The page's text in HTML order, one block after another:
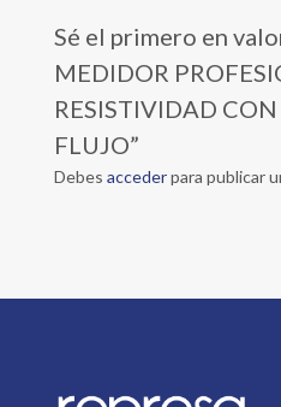
Sé el primero en
MEDIDOR
RESISTIVIDAD
FLUJO”
Debes accederpara publicar